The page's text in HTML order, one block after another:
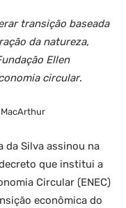
transição baseada
da natureza,
Ellen
circular.
MacArthur
da Silva assinou na
que institui a
Circular (ENEC)
econômica do